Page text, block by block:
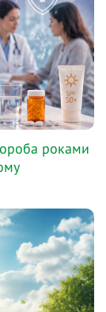
роками